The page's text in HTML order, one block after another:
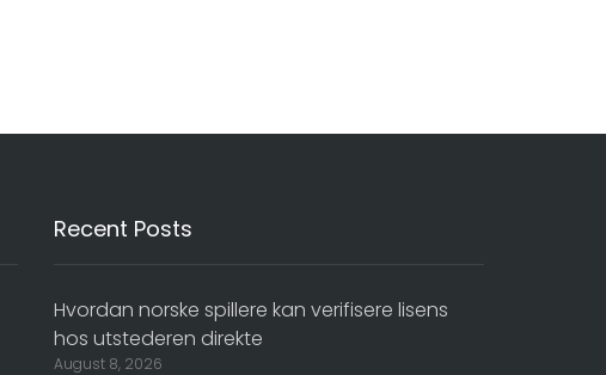
Recent Posts
Hvordan norske spillere kan verifisere lisens
hos utstederen direkte
August 8, 2026